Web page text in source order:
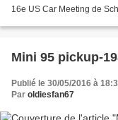
16e US Car Meeting de
Mini 95 pickup-
Publié le 30/05/2016 à
Par oldiesfan67